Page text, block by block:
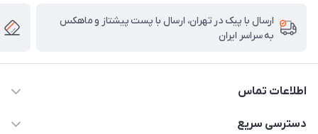
ارسال با پیک در تهران، ارسال با پست پیشتاز و ماهکس
به سراسر ایران
اطلاعات تماس
۰۲۱91095320 - 09120057355 - 09915561288
دسترسی سریع